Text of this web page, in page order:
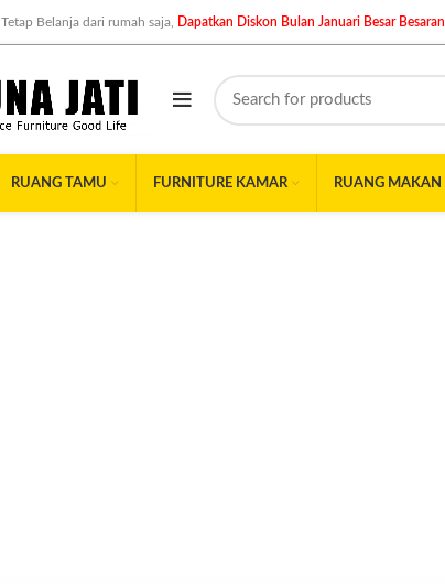
Tetap Belanja dari rumah saja, Dapatkan Diskon Bulan Januari Besar Besaran
RUANG TAMU FURNITURE KAMAR RUANG MAKAN